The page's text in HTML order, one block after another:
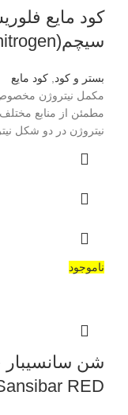
کود مایع
سیچم(seachem-flourish nitrogen)
بستر و کود
کود مایع
مکمل نیتروژن مخصوص
نیتروژن در دو شکل
ناموجود
RED)